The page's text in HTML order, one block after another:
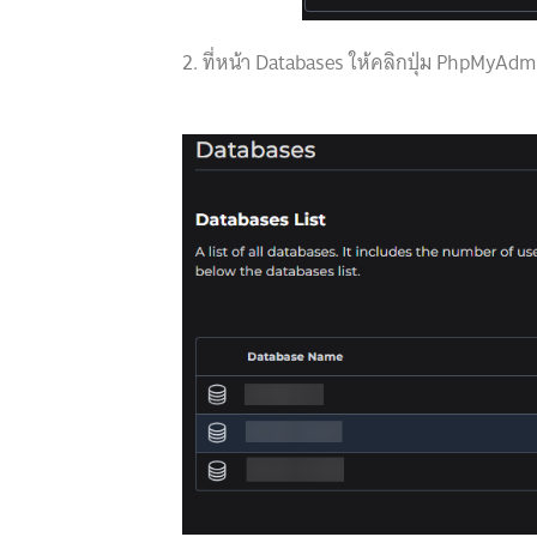
2. ที่หน้า Databases ให้คลิกปุ่ม